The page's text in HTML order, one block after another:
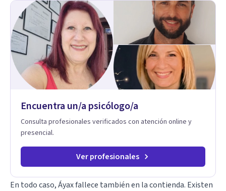
mejora global de tu sexualidad, considerando cada caso
como algo particular e intentando adaptarme a tu situación
personal concreta. En especial mi ámbito de trabajo es la
disfunción eréctil, la eyaculación precoz y la falta de deseo
tanto en mujeres como en hombres. La sexualidad es de
enorme importancia tanto para el bienestar físico y mental
como a nivel personal para una buena autoestima y una
relación saludable de pareja.
Encuentra un/a psicólogo/a
Consulta profesionales verificados con atención online y
presencial.
Ver profesionales
En todo caso, Áyax fallece también en la contienda. Existen